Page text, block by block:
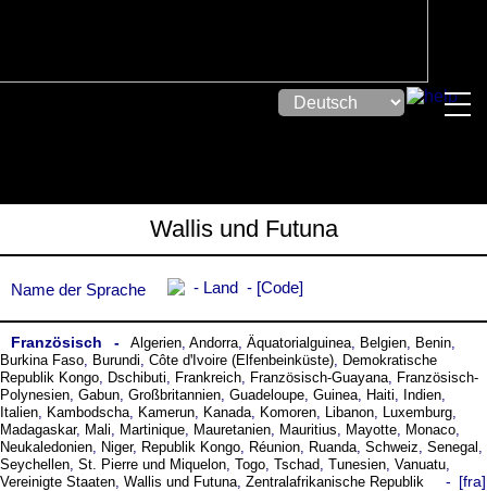
Wallis und Futuna
Name der Sprache Land Code
Französisch Algerien, Andorra, Äquatorialguinea, Belgien, Benin,
Burkina Faso, Burundi, Côte dꞌIvoire (Elfenbeinküste), Demokratische
Republik Kongo, Dschibuti, Frankreich, Französisch-Guayana, Französisch-
Polynesien, Gabun, Großbritannien, Guadeloupe, Guinea, Haiti, Indien,
Italien, Kambodscha, Kamerun, Kanada, Komoren, Libanon, Luxemburg,
Madagaskar, Mali, Martinique, Mauretanien, Mauritius, Mayotte, Monaco,
Neukaledonien, Niger, Republik Kongo, Réunion, Ruanda, Schweiz, Senegal ,
Seychellen, St. Pierre und Miquelon, Togo, Tschad, Tunesien, Vanuatu,
Vereinigte Staaten, Wallis und Futuna, Zentralafrikanische Republik fra